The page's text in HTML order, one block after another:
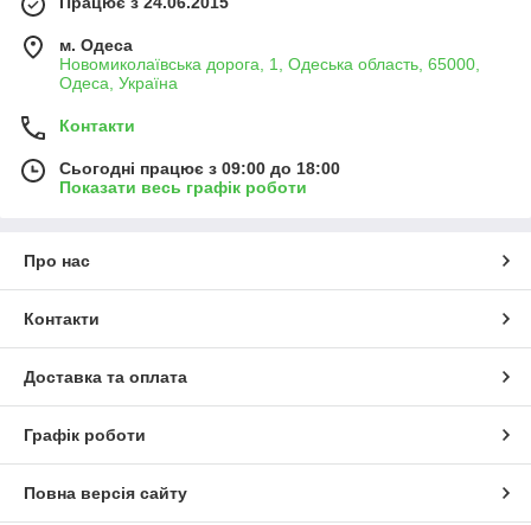
м. Одеса
Новомиколаївська дорога, 1, Одеська область, 65000,
Одеса, Україна
Контакти
Сьогодні працює з 09:00 до 18:00
Показати весь графік роботи
Про нас
Контакти
Доставка та оплата
Графік роботи
Повна версія сайту